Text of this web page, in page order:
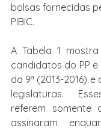
bolsas fornecidas
PIBIC.
A Tabela 1
candidatos do PP
da 9ª (2013-2016) e
legislaturas.
referem somente
assinaram